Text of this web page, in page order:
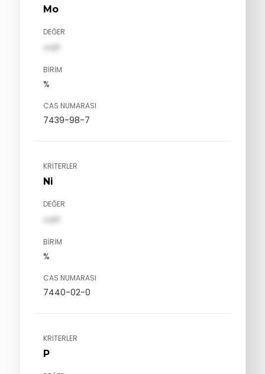
Mo
DEĞER
val1
BIRIM
%
CAS NUMARASI
7439-98-7
KRITERLER
Ni
DEĞER
val1
BIRIM
%
CAS NUMARASI
7440-02-0
KRITERLER
P